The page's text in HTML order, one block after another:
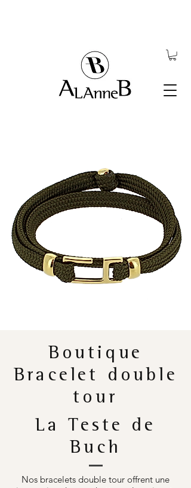
Boutique
Bracelet double
tour
La Teste de
Buch
Nos bracelets double tour offrent une